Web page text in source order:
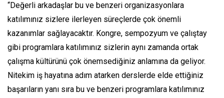
“Değerli arkadaşlar bu ve benzeri organizasyonlara
katılımınız sizlere ilerleyen süreçlerde çok önemli
kazanımlar sağlayacaktır. Kongre, sempozyum ve çalıştay
gibi programlara katılımınız sizlerin aynı zamanda ortak
çalışma kültürünü çok önemsediğiniz anlamına da geliyor.
Nitekim iş hayatına adım atarken derslerde elde ettiğiniz
başarıların yanı sıra bu ve benzeri programlara katılımınız